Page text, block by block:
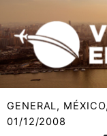
al
contenido
GENERAL, MÉXICO,
01/12/2008